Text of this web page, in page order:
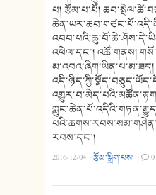
པ། རྩོམ་པ་པོ།
འཕེལ་དང་། འཚོ་གནས།
རབས་དང་།
2016-12-04 ·རྩོམ་སྒྲིག་པས། · 0